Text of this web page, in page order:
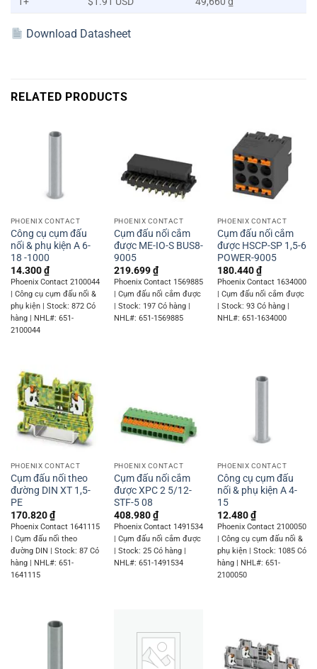
Download Datasheet
RELATED PRODUCTS
PHOENIX CONTACT
Công cụ cụm đấu
nối & phụ kiện A 6-
18 -1000
14.300₫
Phoenix Contact 2100044
| Công cụ cụm đấu nối &
phụ kiện | Stock: 872 Có
hàng | NHL#: 651-
2100044
PHOENIX CONTACT
Cụm đấu nối cắm
được ME-IO-S BUS8-
9005
219.699₫
Phoenix Contact 1569885
| Cụm đấu nối cắm được
| Stock: 197 Có hàng |
NHL#: 651-1569885
PHOENIX CONTACT
Cụm đấu nối cắm
được HSCP-SP 1,5-6
POWER-9005
180.440₫
Phoenix Contact 1634000
| Cụm đấu nối cắm được
| Stock: 93 Có hàng |
NHL#: 651-1634000
PHOENIX CONTACT
Cụm đấu nối theo
đường DIN XT 1,5-
PE
170.820₫
Phoenix Contact 1641115
| Cụm đấu nối theo
đường DIN | Stock: 87 Có
hàng | NHL#: 651-
1641115
PHOENIX CONTACT
Cụm đấu nối cắm
được XPC 2 5/12-
STF-5 08
408.980₫
Phoenix Contact 1491534
| Cụm đấu nối cắm được
| Stock: 25 Có hàng |
NHL#: 651-1491534
PHOENIX CONTACT
Công cụ cụm đấu
nối & phụ kiện A 4-
15
12.480₫
Phoenix Contact 2100050
| Công cụ cụm đấu nối &
phụ kiện | Stock: 1085 Có
hàng | NHL#: 651-
2100050